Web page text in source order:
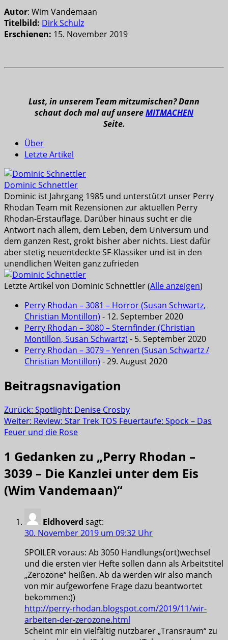
Autor: Wim Vandemaan
Titelbild: Dirk Schulz
Erschienen: 15. November 2019
Lust, in unserem Team mitzumischen? Dann
schaut doch mal auf unsereMITMACHEN
Seite.
Über
Letzte Artikel
Dominic Schnettler
Dominic ist Jahrgang 1985 und unterstützt unser Perry
Rhodan Team mit Rezensionen zur aktuellen Perry
Rhodan-Erstauflage. Darüber hinaus sucht er die
Antwort nach allem, dem Leben, dem Universum und
dem ganzen Rest, grokt bisher aber nichts. Liest dafür
aber stetig neuentdeckte SF-Klassiker und ist in den
unendlichen Weiten ganz zufrieden
Letzte Artikel von Dominic Schnettler(Alle anzeigen)
Perry Rhodan – 3081 – Horror (Susan Schwartz,
Christian Montillon) - 12. September 2020
Perry Rhodan – 3080 – Sternfinder (Christian
Montillon, Susan Schwartz) - 5. September 2020
Perry Rhodan – 3079 – Yenren (Susan Schwartz /
Christian Montillon) - 29. August 2020
Beitragsnavigation
Zurück: Spotlight: Denise Crosby
Weiter: Review: Star Trek TOS Feuertaufe: Spock – Das
Feuer und die Rose
1 Gedanken zu „Perry Rhodan –
3039 – Die Kanzlei unter dem Eis
(Wim Vandemaan)“
Eldhoverd sagt:
30. November 2019 um 09:32 Uhr
SPOILER voraus: Ab 3050 Handlungs(ort)wechsel
und die ersten vier Hefte sollen dann als Arbeitstitel
„Zerozone“ heißen. Ab da werden wir also manch
von mir aufgeworfene Frage dazu beantwortet
bekommen:))
http://perry-rhodan.blogspot.com/2019/11/wir-
arbeiten-der-zerozone.html
Scheint mir ein vielfältig nutzbarer „Transraum“ zu